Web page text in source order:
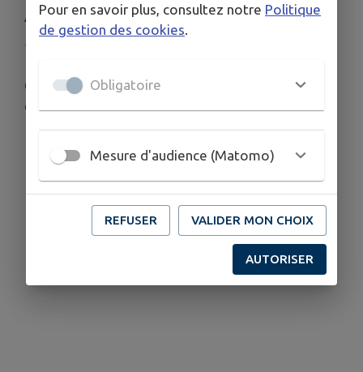
AMMÉNAGÉS
Publié le samedi 13 juin 2026 - Azy
Changement d'horaires pour l'ouverture des
déchèteries du 15 juin au 19 septembre
Pour en savoir plus, consultez notre Politique
de gestion des cookies
Obligatoire
Mesure d'audience (Matomo)
REFUSER VALIDER MON CHOIX
AUTORISER